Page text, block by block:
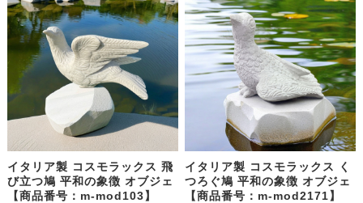
イタリア製 コスモラックス 飛
び立つ鳩 平和の象徴 オブジェ
【商品番号：m-mod103】
イタリア製 コスモラックス く
つろぐ鳩 平和の象徴 オブジェ
【商品番号：m-mod2171】